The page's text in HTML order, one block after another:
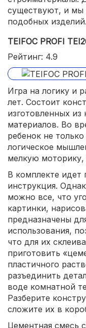
существуют, и мы
подобных изделий.
TEIFOC PROFI
Рейтинг: 4.9
Игра на логику и
лет. Состоит
изготовленных из
материалов. Во
ребенок не
логическое
мелкую моторику,
В комплекте идет
инструкция.
можно все, что
картинки,
предназначены
использования,
что для их
приготовить
пластичного
разъединить
воде комнатной
Разберите
сложите их в
Цементная смесь